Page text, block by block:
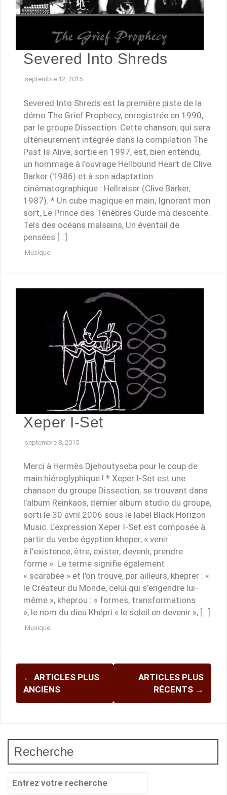
Severed Into Shreds
septembre 12, 2015
Severed Into Shreds est la première piste de la
démo The Grief Prophecy, enregistrée en 1990,
par le groupe Dissection. Cette chanson, qui sera
ultérieurement intégrée dans la compilation The
Past Is Alive, sortie en 1997, est, bien entendu,
un hommage à l’ouvrage Hellbound Heart de Clive
Barker (1986) et à son adaptation
cinématographique : Hellraiser (Clive Barker,
1987). * Un cube magique en main, Ignorant mon
sort, Le Prince des Ténèbres Guide ma descente.
Tels des océans malsains, Un éventail de
pensées […]
Musique
Xeper I-Set
septembre 8, 2015
Merci à Hermès Djehoutyseba pour le coup de
main hiéroglyphique ! * Xeper I-Set est une
chanson du groupe Dissection, se trouvant dans
l’album Reinkaos, dernier album studio du groupe,
sorti le 30 avril 2006 sous le label Black Horizon
Music. L’expression Xeper I-Set est composée à
partir du verbe égyptien kheper, « venir
à l’existence, être, exister, devenir, prendre
forme ». Le terme signifie également
« scarabée » et l’on trouve, par ailleurs, kheprer : «
le Créateur du Monde, celui qui s’engendre lui-
même », kheprou : « formes, transformations
», le nom du dieu Khépri « le soleil en devenir », […]
Musique
Navigation
des
articles
← ARTICLES PLUS
ANCIENS
ARTICLES PLUS
RÉCENTS →
Recherche
Recherche